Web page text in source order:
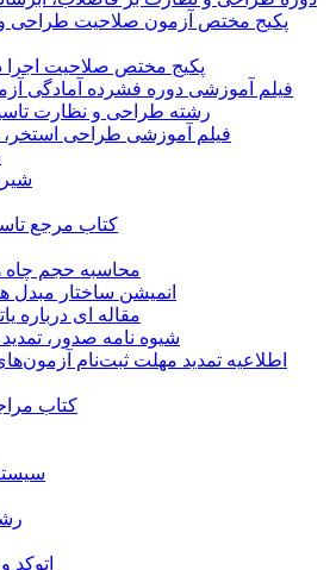
پکیج مختص آزمون صلاحیت طراحی
پکیج مختص صلاحیت اجرا
فیلم آموزشی دوره فشرده آمادگی
رشته طراحی و نظارت
فیلم آموزشی طراحی استخر،
کتاب مرجع
محاسبه حجم چاه
انمیشن ساختار
مقاله ای درباره
شیوه نامه صدور،
اطلاعیه تمدید مهلت ثبت‌نام
کتاب